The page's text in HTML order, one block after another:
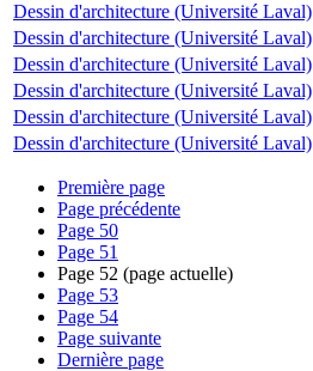
Dessin d'architecture (Université Laval)
Dessin d'architecture (Université Laval)
Dessin d'architecture (Université Laval)
Dessin d'architecture (Université Laval)
Dessin d'architecture (Université Laval)
Dessin d'architecture (Université Laval)
Première page
Page précédente
Page 50
Page 51
Page 52 (page actuelle)
Page 53
Page 54
Page suivante
Dernière page